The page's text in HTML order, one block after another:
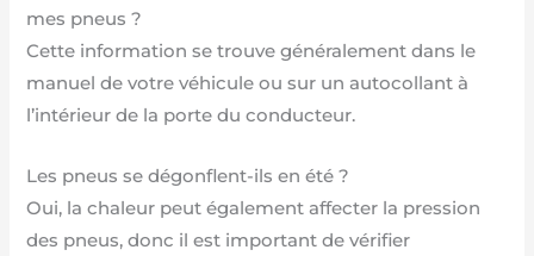
mes pneus ?
Cette information se trouve généralement dans le
manuel de votre véhicule ou sur un autocollant à
l’intérieur de la porte du conducteur.
Les pneus se dégonflent-ils en été ?
Oui, la chaleur peut également affecter la pression
des pneus, donc il est important de vérifier